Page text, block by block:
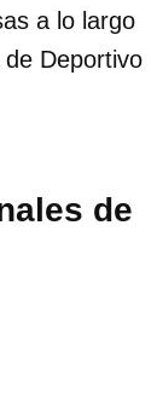
a lo largo
Deportivo
de